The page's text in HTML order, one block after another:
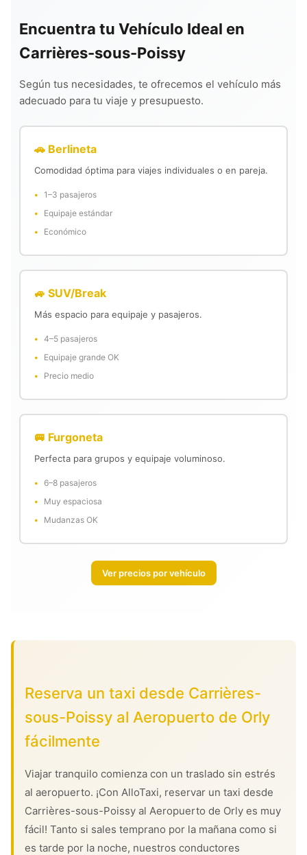
Encuentra tu Vehículo Ideal en
Carrières-sous-Poissy
Según tus necesidades, te ofrecemos el vehículo más
adecuado para tu viaje y presupuesto.
🚗 Berlineta
Comodidad óptima para viajes individuales o en pareja.
1–3 pasajeros
Equipaje estándar
Económico
🚙 SUV/Break
Más espacio para equipaje y pasajeros.
4–5 pasajeros
Equipaje grande OK
Precio medio
🚐 Furgoneta
Perfecta para grupos y equipaje voluminoso.
6–8 pasajeros
Muy espaciosa
Mudanzas OK
Ver precios por vehículo
Reserva un taxi desde Carrières-
sous-Poissy al Aeropuerto de Orly
fácilmente
Viajar tranquilo comienza con un traslado sin estrés
al aeropuerto. ¡Con AlloTaxi, reservar un taxi desde
Carrières-sous-Poissy al Aeropuerto de Orly es muy
fácil! Tanto si sales temprano por la mañana como si
es tarde por la noche, nuestros conductores